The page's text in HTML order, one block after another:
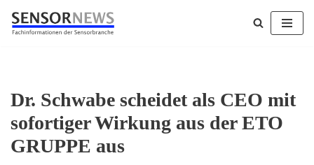
Dr. Schwabe scheidet als CEO mit
sofortiger Wirkung aus der ETO
GRUPPE aus